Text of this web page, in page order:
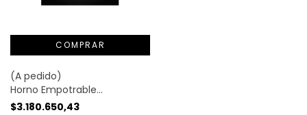
(A pedido)
Horno Empotrable
Multifunción 71lt. 60x60cm
$3.180.650,43